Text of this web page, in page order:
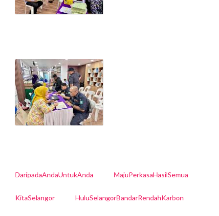
DaripadaAndaUntukAnda MajuPerkasaHasilSemua
KitaSelangor HuluSelangorBandarRendahKarbon